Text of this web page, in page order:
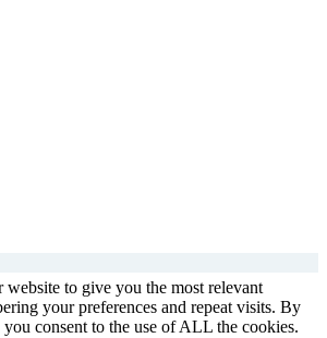
website to give you the most relevant
your preferences and repeat visits. By
consent to the use of ALL the cookies.